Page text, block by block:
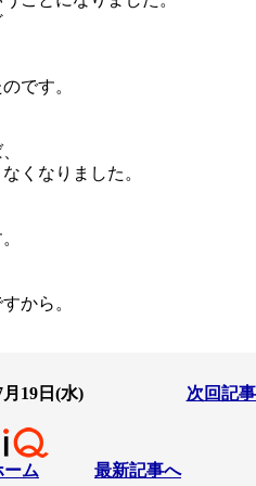
です。
くなりました。
から。
月19日(水) 次回記
ーム 最新記事へ